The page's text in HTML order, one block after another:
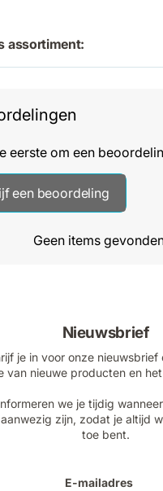
assortiment:
eerste om een
een beoordeling
Geen items
Nieuwsbrief
je in voor onze nieuwsbrief
van nieuwe producten en
we je tijdig
zijn, zodat je altijd
toe bent.
E-mailadres